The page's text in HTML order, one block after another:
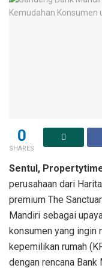
0
SHARES
Sentul,
perusahaan dari
premium The
Mandiri sebagai
konsumen yang ingin
kepemilikan rumah
dengan rencana